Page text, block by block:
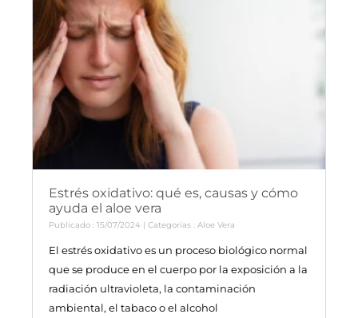
Estrés oxidativo: qué es, causas y cómo
ayuda el aloe vera
Publicado : 15/07/2024 | Categorías : Aloe Vera
El estrés oxidativo es un proceso biológico normal
que se produce en el cuerpo por la exposición a la
radiación ultravioleta, la contaminación
ambiental, el tabaco o el alcohol